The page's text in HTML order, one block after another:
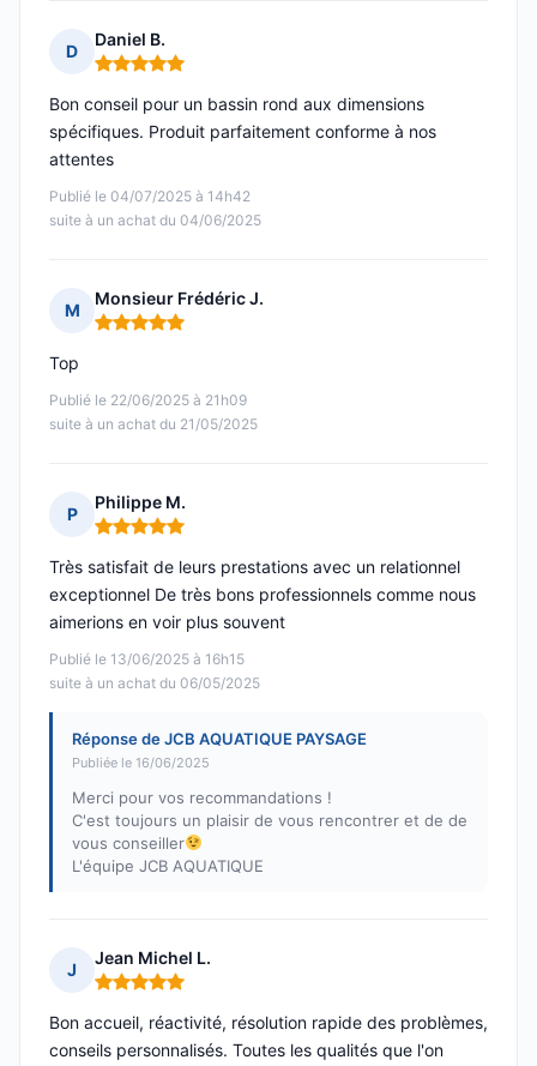
D
Daniel B.
Note : 5 sur 5
Publié le 04/07/2025 à 14h42
suite à un achat du 04/06/2025
Bon conseil pour un bassin rond aux dimensions
spécifiques. Produit parfaitement conforme à nos
attentes
M
Monsieur Frédéric J.
Note : 5 sur 5
Publié le 22/06/2025 à 21h09
suite à un achat du 21/05/2025
Top
P
Philippe M.
Note : 5 sur 5
Publié le 13/06/2025 à 16h15
suite à un achat du 06/05/2025
Très satisfait de leurs prestations avec un relationnel
exceptionnel De très bons professionnels comme nous
aimerions en voir plus souvent
Réponse de JCB AQUATIQUE PAYSAGE
Publiée le 16/06/2025
Merci pour vos recommandations !
C'est toujours un plaisir de vous rencontrer et de de
vous conseiller
L'équipe JCB AQUATIQUE
J
Jean Michel L.
Note : 5 sur 5
Bon accueil, réactivité, résolution rapide des problèmes,
conseils personnalisés. Toutes les qualités que l'on